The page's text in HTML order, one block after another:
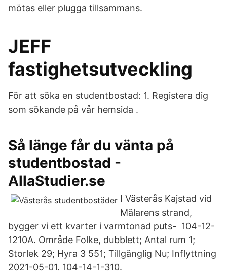
mötas eller plugga tillsammans.
JEFF
fastighetsutveckling
För att söka en studentbostad: 1. Registera dig
som sökande på vår hemsida .
Så länge får du vänta på
studentbostad -
AllaStudier.se
I Västerås Kajstad vid
Mälarens strand,
bygger vi ett kvarter i varmtonad puts- 104-12-
1210A. Område Folke, dubblett; Antal rum 1;
Storlek 29; Hyra 3 551; Tillgänglig Nu; Inflyttning
2021-05-01. 104-14-1-310.